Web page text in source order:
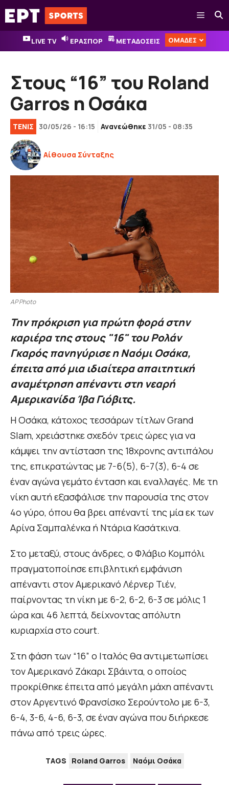
Μετάβαση
σε
περιεχόμενο
Μενού
LIVE TV ΕΡΑΣΠΟΡ ΜΕΤΑΔΟΣΕΙΣ ΟΜΑΔΕΣ
Στους “16” του Roland
Garros η Οσάκα
ΤΕΝΙΣ 30/05/26 - 16:15 Ανανεώθηκε 31/05 - 08:35
Αίθουσα Σύνταξης
AP Photo
Την πρόκριση για πρώτη φορά στην
καριέρα της στους "16" του Ρολάν
Γκαρός πανηγύρισε η Ναόμι Οσάκα,
έπειτα από μια ιδιαίτερα απαιτητική
αναμέτρηση απέναντι στη νεαρή
Αμερικανίδα Ίβα Γιόβιτς.
Η Οσάκα, κάτοχος τεσσάρων τίτλων Grand
Slam, χρειάστηκε σχεδόν τρεις ώρες για να
κάμψει την αντίσταση της 18χρονης αντιπάλου
της, επικρατώντας με 7-6(5), 6-7(3), 6-4 σε
έναν αγώνα γεμάτο ένταση και εναλλαγές. Με τη
νίκη αυτή εξασφάλισε την παρουσία της στον
4ο γύρο, όπου θα βρει απέναντί της μία εκ των
Αρίνα Σαμπαλένκα ή Ντάρια Κασάτκινα.
Στο μεταξύ, στους άνδρες, ο Φλάβιο Κομπόλι
πραγματοποίησε επιβλητική εμφάνιση
απέναντι στον Αμερικανό Λέρνερ Τιέν,
παίρνοντας τη νίκη με 6-2, 6-2, 6-3 σε μόλις 1
ώρα και 46 λεπτά, δείχνοντας απόλυτη
κυριαρχία στο court.
Στη φάση των “16” ο Ιταλός θα αντιμετωπίσει
τον Αμερικανό Ζάκαρι Σβάιντα, ο οποίος
προκρίθηκε έπειτα από μεγάλη μάχη απέναντι
στον Αργεντινό Φρανσίσκο Σερούντολο με 6-3,
6-4, 3-6, 4-6, 6-3, σε έναν αγώνα που διήρκεσε
πάνω από τρεις ώρες.
TAGS Roland Garros Ναόμι Οσάκα